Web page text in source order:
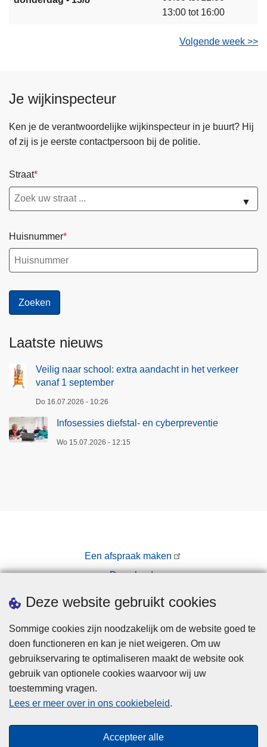
Deze website gebruikt cookies
Sommige cookies zijn noodzakelijk om de website goed te
doen functioneren en kan je niet weigeren. Om uw
gebruikservaring te optimaliseren maakt de website ook
gebruik van optionele cookies waarvoor wij uw
toestemming vragen.
Lees er meer over in ons cookiebeleid.
Accepteer alle
13:00 tot 16:00
Volgende week >>
Je wijkinspecteur
Ken je de verantwoordelijke wijkinspecteur in je buurt? Hij
of zij is je eerste contactpersoon bij de politie.
Straat
▼
Huisnummer
Laatste nieuws
Veilig naar school: extra aandacht in het verkeer
vanaf 1 september
Do 16.07.2026 - 10:26
Infosessies diefstal- en cyberpreventie
Wo 15.07.2026 - 12:15
Een afspraak maken
Downloads
Pers
Privacy